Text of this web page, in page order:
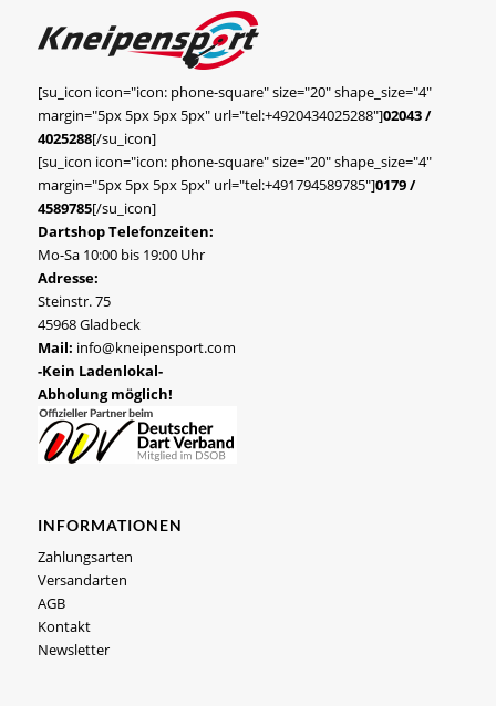
[su_icon icon="icon: phone-square" size="20" shape_size="4"
margin="5px 5px 5px 5px" url="tel:+4920434025288"]02043 /
4025288[/su_icon]
[su_icon icon="icon: phone-square" size="20" shape_size="4"
margin="5px 5px 5px 5px" url="tel:+491794589785"]0179 /
4589785[/su_icon]
Dartshop Telefonzeiten:
Mo-Sa 10:00 bis 19:00 Uhr
Adresse:
Steinstr. 75
45968 Gladbeck
Mail: info@kneipensport.com
-Kein Ladenlokal-
Abholung möglich!
INFORMATIONEN
Zahlungsarten
Versandarten
AGB
Kontakt
Newsletter